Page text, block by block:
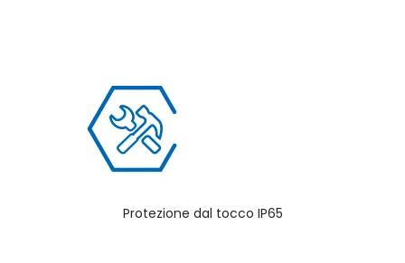
Protezione dal tocco IP65